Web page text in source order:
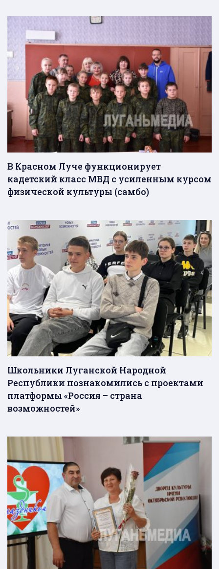
В Красном Луче функционирует
кадетский класс МВД с усиленным курсом
физической культуры (самбо)
Школьники Луганской Народной
Республики познакомились с проектами
платформы «Россия – страна
возможностей»